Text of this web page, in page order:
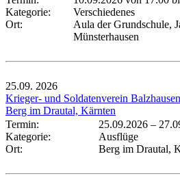
Kategorie:
Verschiedenes
Ort:
Aula der Grundschule,
Münsterhausen
25.09. 2026
Krieger- und Soldatenverein
Berg im Drautal, Kärnten
Termin:
25.09.2026 –
Kategorie:
Ausflüge
Ort:
Berg im Drautal,